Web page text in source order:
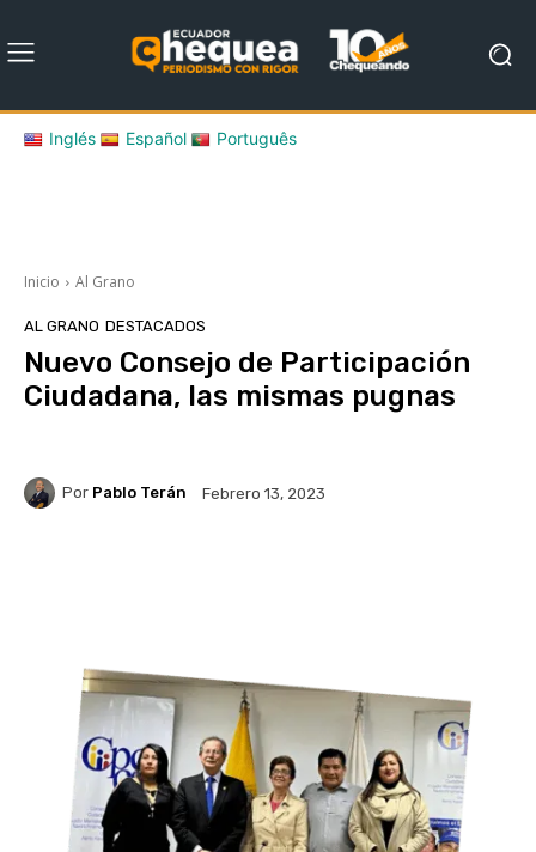
Inglés Español Português
Inicio Al Grano
AL GRANO DESTACADOS
Nuevo Consejo de Participación
Ciudadana, las mismas pugnas
Por Pablo Terán Febrero 13, 2023